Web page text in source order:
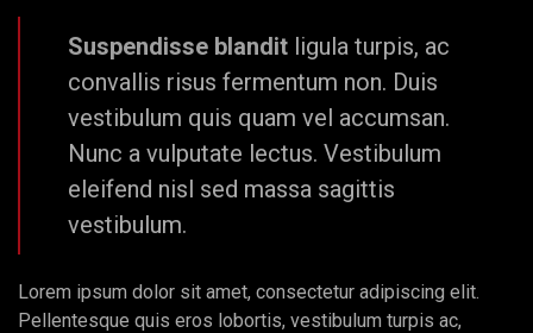
Suspendisse blandit ligula turpis, ac
convallis risus fermentum non. Duis
vestibulum quis quam vel accumsan.
Nunc a vulputate lectus. Vestibulum
eleifend nisl sed massa sagittis
vestibulum.
Lorem ipsum dolor sit amet, consectetur adipiscing elit.
Pellentesque quis eros lobortis, vestibulum turpis ac,